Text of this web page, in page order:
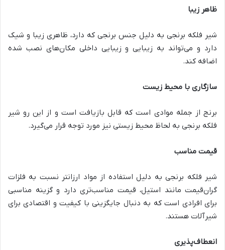
ظاهر زیبا
شیر فلکه برنجی به دلیل جنس برنجی که دارد، ظاهری زیبا و شیک
دارد و می‌تواند به زیبایی و زیبایی داخلی مکان‌های نصب شده
اضافه کند.
سازگاری با محیط زیست
برنج از جمله موادی است که قابل بازیافت است و از این رو شیر
فلکه برنجی به لحاظ محیط زیستی نیز مورد توجه قرار می‌گیرد.
قیمت مناسب
شیر فلکه برنجی به دلیل استفاده از مواد ارزانتر نسبت به فلزات
گران‌قیمت مانند استیل، قیمت مناسب‌تری دارد و گزینه مناسبی
برای افرادی است که به دنبال جایگزینی با کیفیت و اقتصادی برای
شیرآلات هستند.
انعطاف‌پذیری